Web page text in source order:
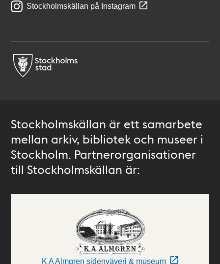
Stockholmskällan på Instagram
Stockholmskällan är ett samarbete
mellan arkiv, bibliotek och museer i
Stockholm. Partnerorganisationer
till Stockholmskällan är:
K A Almgren sidenväveri & museum